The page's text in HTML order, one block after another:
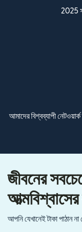
2025
আমাদের বিশ্বব্যাপী
জীবনের
আত্মবিশ্বাসের
আপনি যেখানেই টাকা পাঠান